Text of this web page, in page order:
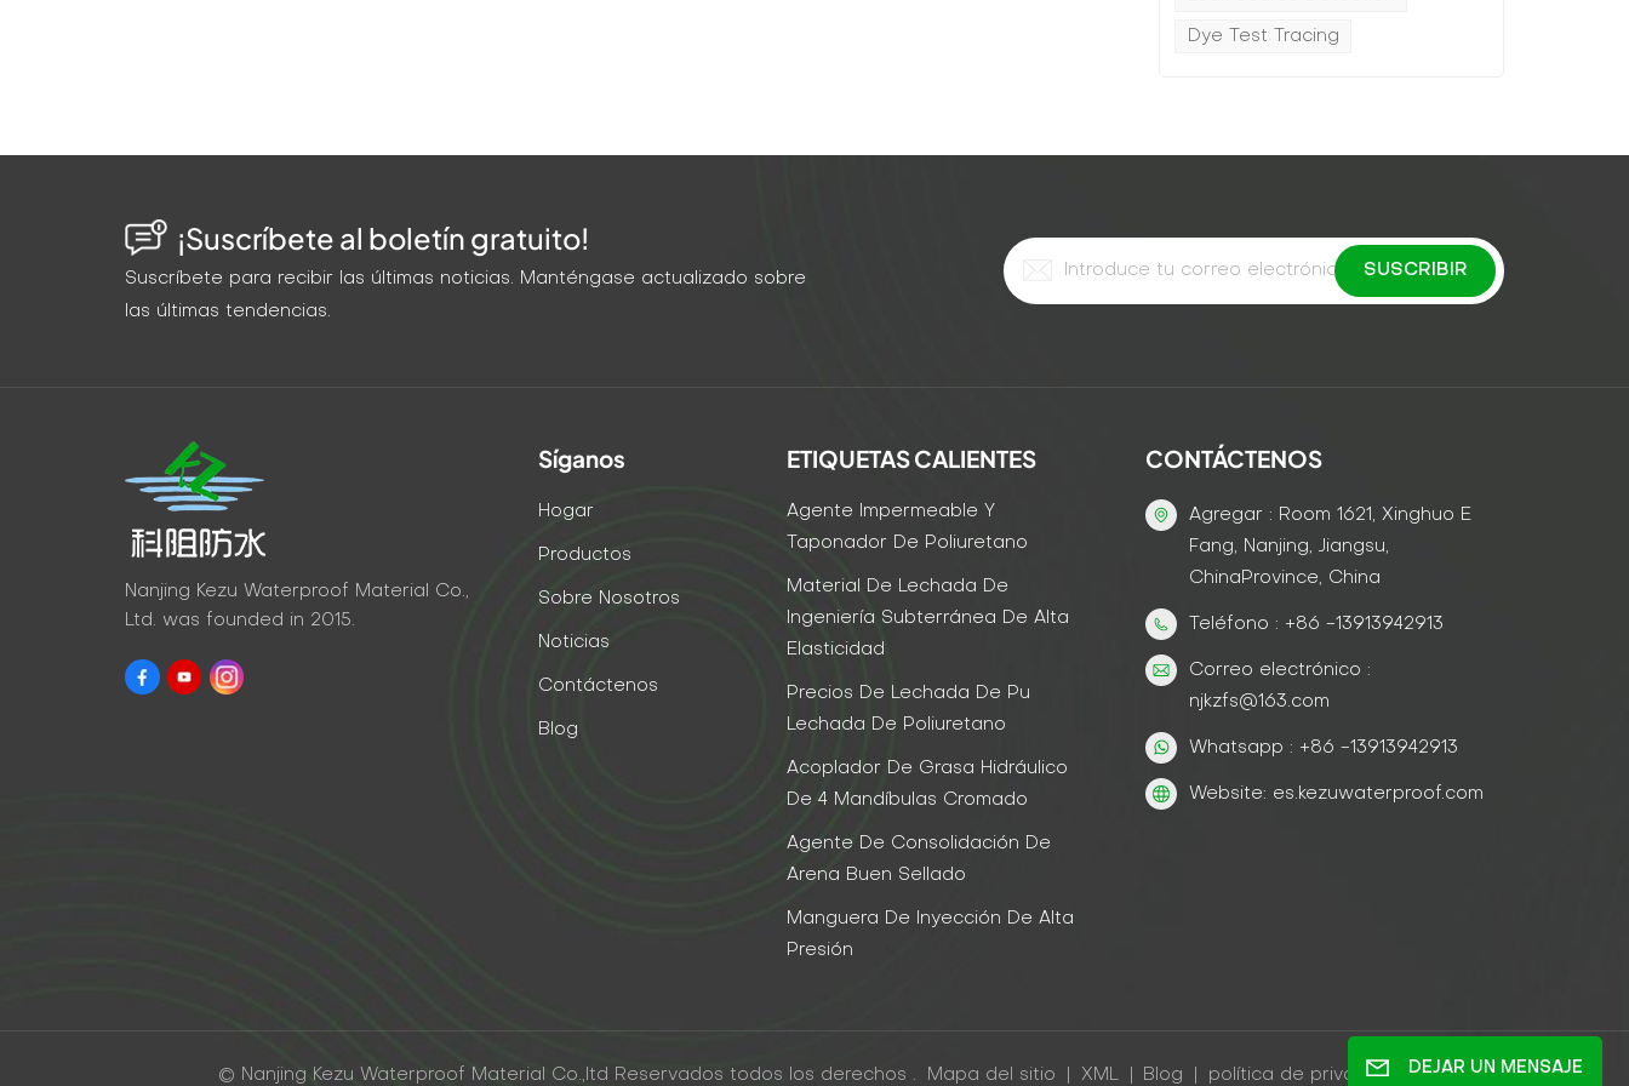
Dye Test Tracing
¡Suscríbete al boletín gratuito!
Suscríbete para recibir las últimas noticias. Manténgase actualizado sobre
las últimas tendencias.
Nanjing Kezu Waterproof Material Co.,
Ltd. was founded in 2015.
Síganos
Hogar
Productos
Sobre Nosotros
Noticias
Contáctenos
Blog
ETIQUETAS CALIENTES
Agente Impermeable Y
Taponador De Poliuretano
Material De Lechada De
Ingeniería Subterránea De Alta
Elasticidad
Precios De Lechada De Pu
Lechada De Poliuretano
Acoplador De Grasa Hidráulico
De 4 Mandíbulas Cromado
Agente De Consolidación De
Arena Buen Sellado
Manguera De Inyección De Alta
Presión
CONTÁCTENOS
Agregar : Room 1621, Xinghuo E
Fang, Nanjing, Jiangsu,
ChinaProvince, China
Teléfono : +86 -13913942913
Correo electrónico :
njkzfs@163.com
Whatsapp : +86 -13913942913
Website: es.kezuwaterproof.com
© Nanjing Kezu Waterproof Material Co.,ltd Reservados todos los derechos . Mapa del sitio XML Blog política de privacidad DEJAR UN MENSAJE